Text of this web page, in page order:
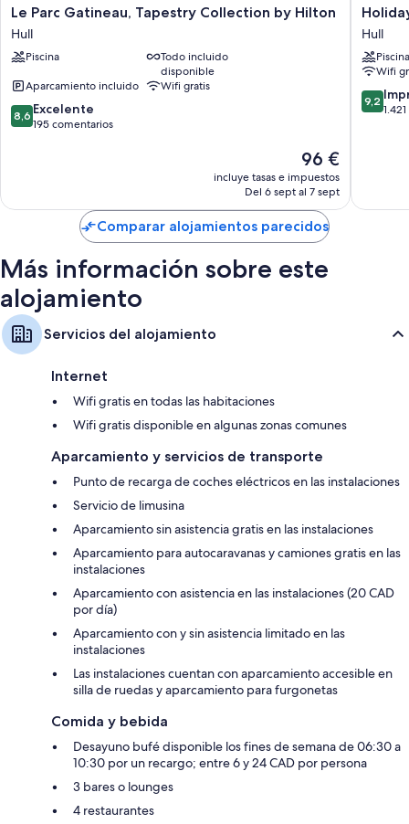
Le
Parc
Gatineau,
Tapestry
by
Hilton
Hull
Le Parc Gatineau, Tapestry Collection by Hilton
Hull
Piscina
Todo incluido
disponible
Aparcamiento incluido
Wifi gratis
8.6
sobre
8,6 Excelente
195 comentarios
El
precio
actual
de
96 €
96 €
incluye tasas e impuestos
Del 6 sept al 7 sept
Holiday
Inn
-
Ottawa
by
IHG
Hull
Piscina
Wifi
9.2
sobre
9,2
Comparar alojamientos parecidos
Más información sobre este
alojamiento
Servicios del alojamiento
Internet
Wifi gratis en todas las habitaciones
Wifi gratis disponible en algunas zonas comunes
Aparcamiento y servicios de transporte
Punto de recarga de coches eléctricos en las instalaciones
Servicio de limusina
Aparcamiento sin asistencia gratis en las instalaciones
Aparcamiento para autocaravanas y camiones gratis en las
instalaciones
Aparcamiento con asistencia en las instalaciones (20 CAD
por día)
Aparcamiento con y sin asistencia limitado en las
instalaciones
Las instalaciones cuentan con aparcamiento accesible en
silla de ruedas y aparcamiento para furgonetas
Comida y bebida
Desayuno bufé disponible los fines de semana de 06:30 a
10:30 por un recargo; entre 6 y 24 CAD por persona
3 bares o lounges
4 restaurantes